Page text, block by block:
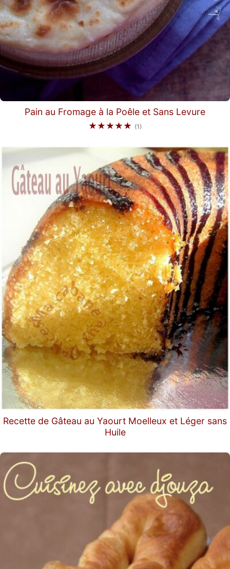
Pain au Fromage à la Poêle et Sans Levure
★★★★★ (1)
Recette de Gâteau au Yaourt Moelleux et Léger sans
Huile